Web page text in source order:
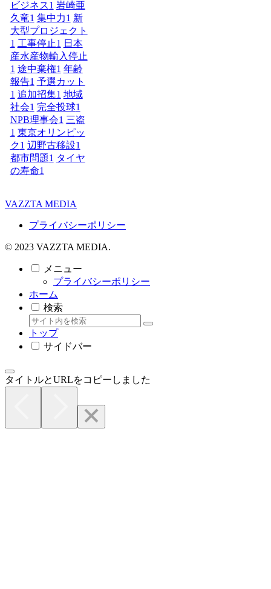
ビジネス1 岩崎亜
久竜1 集中力1 新
大型プロジェクト
1 工事停止1 日本
産水産物輸入停止
1 途中棄権1 年齢
報告1 予選カット
1 追加招集1 地域
社会1 完全投球1
NPB理事会1 三盗
1 東京オリンピッ
ク1 辺野古移設1
都市問題1 タイヤ
の寿命1
VAZZTA MEDIA
プライバシーポリシー
© 2023 VAZZTA MEDIA.
メニュー
プライバシーポリシー
ホーム
検索
トップ
サイドバー
タイトルとURLをコピーしました